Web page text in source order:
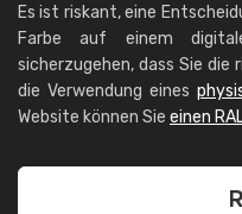
Es ist riskant, eine
Farbe auf einem
sicherzugehen, dass Sie die
die Verwendung eines
Website können Sie einen